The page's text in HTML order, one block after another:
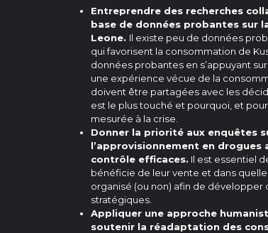
Entreprendre des recherches
base de données probantes sur
Leone. Il existe peu de données
qui favorisent la consommation de
données probantes en s’appuyant
une expérience vécue de la
doivent être partagées avec les
est le plus touché et pourquoi, et
mesurée à la crise.
Donner la priorité aux enquêtes
l’approvisionnement en drogues
contrôle efficaces. Il est essentiel
bénéficie de leur vente et dans
organisé (ou non) afin de
stratégiques.
Appliquer une approche
soutenir la réadaptation des